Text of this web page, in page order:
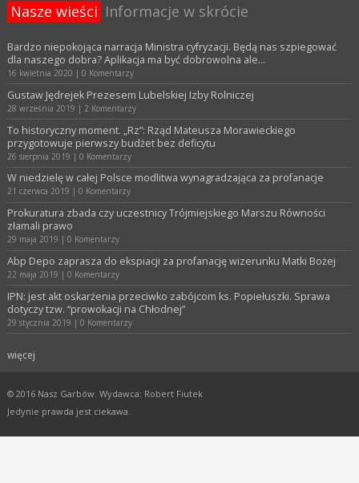
Nasze wieści Informacje w skrócie
Bardzo niepokojąca narracja Ministra cyfryzacji. Będą nas szpiegować
dla naszego dobra? Aplikacja ma być dobrowolna ale…
16 kwietnia 2020 | 0 Komentarzy
Gustaw Jędrejek Prezesem Lubelskiej Izby Rolniczej
28 września 2019 | 2 Komentarzy
To historyczny moment. „Rz”: Rząd Mateusza Morawieckiego
przygotowuje pierwszy budżet bez deficytu
26 sierpnia 2019 | 0 Komentarzy
W niedzielę w całej Polsce modlitwa wynagradzająca za profanacje
21 czerwca 2019 | 0 Komentarzy
Prokuratura zbada czy uczestnicy Trójmiejskiego Marszu Równości
złamali prawo
29 maja 2019 | 0 Komentarzy
Abp Depo zaprasza do ekspiacji za profanację wizerunku Matki Bożej
22 maja 2019 | 0 Komentarzy
IPN: jest akt oskarżenia przeciwko zabójcom ks. Popiełuszki. Sprawa
dotyczy tzw. “prowokacji na Chłodnej”
29 stycznia 2019 | 0 Komentarzy
więcej
© 2016 Nasz Garbów. Wydawca: Robert Fiutek
Jedynie prawda jest ciekawa.